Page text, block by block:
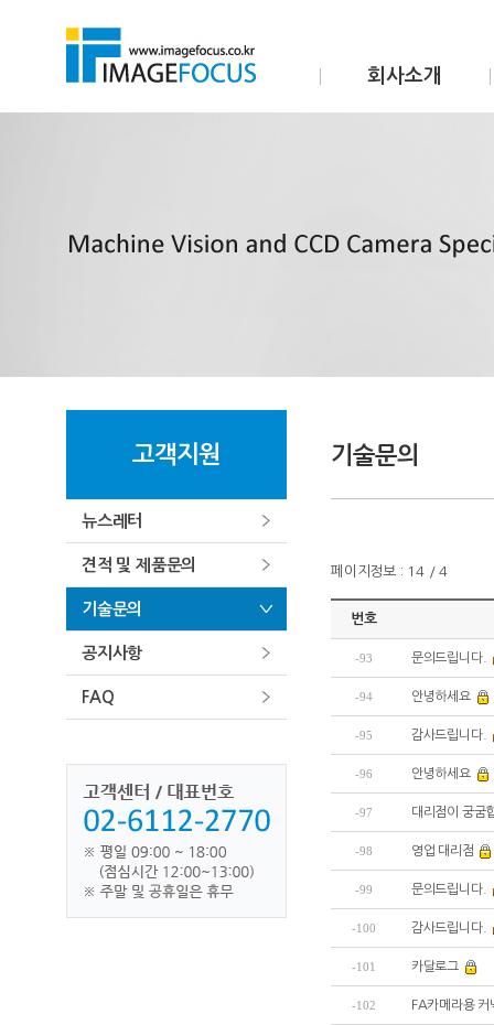
회사소개
고객지원
뉴스레터
견적 및 제품문의
기술문의
공지사항
FAQ
기술문의
페이지정보 : 14 / 4
번호
-93 문의드립니다.
-94 안녕하세요
-95 감사드립니다.
-96 안녕하세요
-97 대리점이 궁굼
-98 영업 대리점
-99 문의드립니다.
-100 감사드립니다.
-101 카달로그
-102 FA카메라용 커